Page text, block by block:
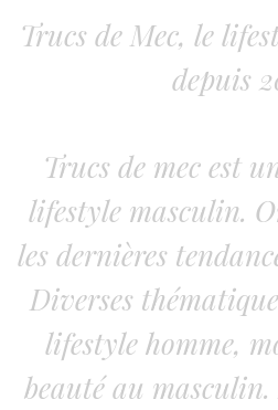
Trucs de Mec, le
depuis
Trucs de mec est
lifestyle masculin.
les dernières
Diverses
lifestyle homme,
beauté au